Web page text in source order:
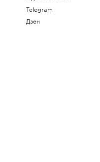
Telegram
Дзен